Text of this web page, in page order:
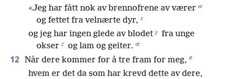
«Jeg har fått nok av brennofrene av værer w
og fettet fra velnærte dyr, x
og jeg har ingen glede av blodet y fra unge
okser z og lam og geiter. æ
12 Når dere kommer for å tre fram for meg, ø
hvem er det da som har krevd dette av dere,